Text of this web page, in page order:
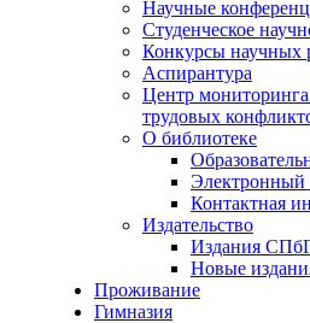
Научные
Студенческое
Конкурсы научных
Аспирантура
Центр
трудовых
О библиотеке
Электронный
Контактная
Издательство
Издания
Новые
Проживание
Гимназия